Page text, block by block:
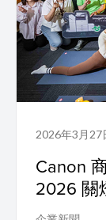
2026年3月27
Canon
2026 關